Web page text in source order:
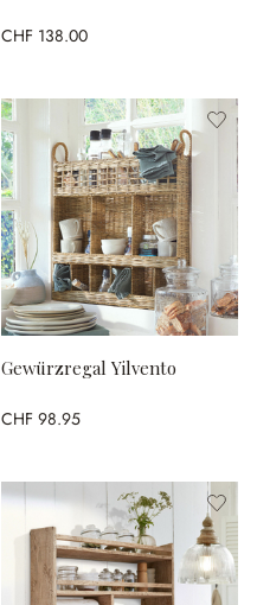
CHF 138.00
Gewürzregal Yilvento
CHF 98.95